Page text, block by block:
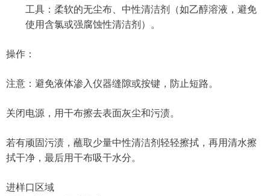
工具：柔软的无尘布、中性清洁剂（如乙醇溶液，避免
使用含氯或强腐蚀性清洁剂）。
操作：
注意：避免液体渗入仪器缝隙或按键，防止短路。
关闭电源，用干布擦去表面灰尘和污渍。
若有顽固污渍，蘸取少量中性清洁剂轻轻擦拭，再用清水擦
拭干净，最后用干布吸干水分。
进样口区域